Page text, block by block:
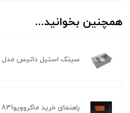
همچنین بخوانید...
سینک استیل داتیس مدل Corian-701
راهنمای خرید ماکروویوDTM- 831 داتیس